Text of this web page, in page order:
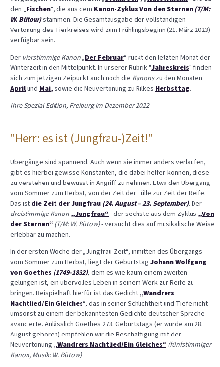
den „Fischen“, die aus dem Kanon-Zyklus Von den Sternen (T/M:
W. Bütow)stammen. Die Gesamtausgabe der vollständigen
Vertonung des Tierkreises wird zum Frühlingsbeginn (21. März 2023)
verfügbar sein.
Der vierstimmige Kanon „Der Februar“ rückt den letzten Monat der
Winterzeit in den Mittelpunkt. In unserer Rubrik "Jahreskreis" finden
sich zum jetzigen Zeipunkt auch noch die Kanonszu den Monaten
Aprilund Mai, sowie die Neuvertonung zu Rilkes Herbsttag.
Ihre Spezial Edition, Freiburg im Dezember 2022
"Herr: es ist (Jungfrau-)Zeit!"
Übergänge sind spannend. Auch wenn sie immer anders verlaufen,
gibt es hierbei gewisse Konstanten, die dabei helfen können, diese
zu verstehen und bewusst in Angriff zu nehmen. Etwa den Übergang
vom Sommer zum Herbst, von der Zeit der Fülle zur Zeit der Reife.
Das ist die Zeit der Jungfrau (24. August – 23. September). Der
dreistimmige Kanon „Jungfrau“- der sechste aus dem Zyklus „Von
der Sternen“ (T/M: W. Bütow)- versucht dies auf musikalische Weise
erlebbar zu machen.
In der ersten Woche der „Jungfrau-Zeit“, inmitten des Übergangs
vom Sommer zum Herbst, liegt der Geburtstag Johann Wolfgang
von Goethes (1749-1832), dem es wie kaum einem zweiten
gelungen ist, ein übervolles Leben in seinem Werk zur Reife zu
bringen. Beispielhaft hierfür ist das Gedicht „Wandrers
Nachtlied/Ein Gleiches“, das in seiner Schlichtheit und Tiefe nicht
umsonst zu einem der bekanntesten Gedichte deutscher Sprache
avancierte. Anlässlich Goethes 273. Geburtstags (er wurde am 28.
August geboren) empfehlen wir die Beschäftigung mit der
Neuvertonung „Wandrers Nachtlied/Ein Gleiches“ (fünfstimmiger
Kanon, Musik: W. Bütow).